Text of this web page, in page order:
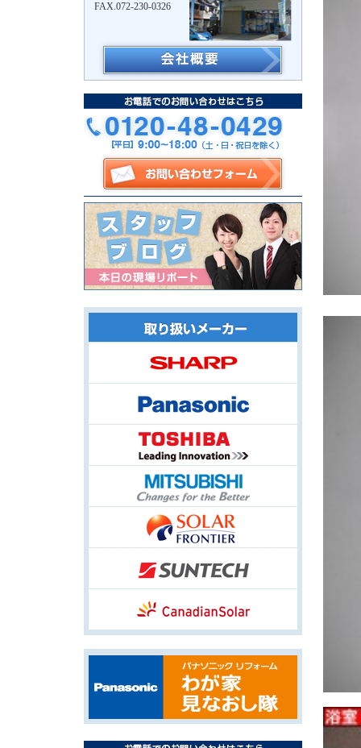
FAX.072-230-0326